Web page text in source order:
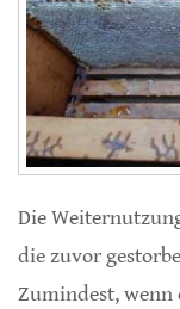
Die
die zuvor
Zumindest,